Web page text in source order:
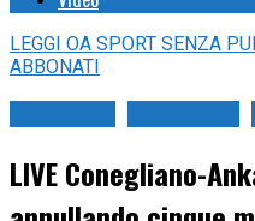
LEGGI OA SPORT SENZA
ABBONATI
LIVE Conegliano-